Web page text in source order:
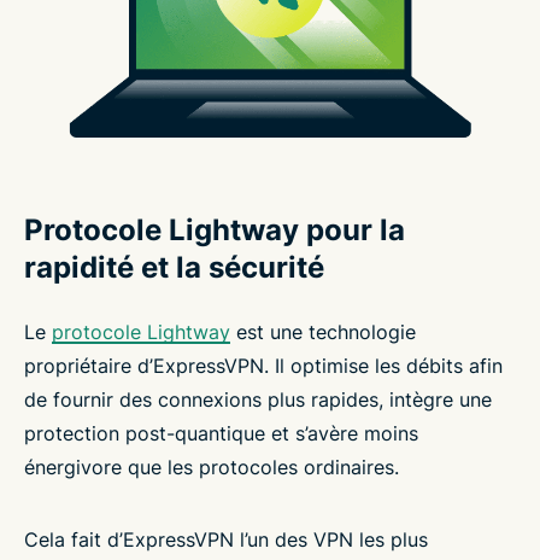
Protocole Lightway pour la
rapidité et la sécurité
Le protocole Lightway est une technologie
propriétaire d’ExpressVPN. Il optimise les débits afin
de fournir des connexions plus rapides, intègre une
protection post-quantique et s’avère moins
énergivore que les protocoles ordinaires.
Cela fait d’ExpressVPN l’un des VPN les plus